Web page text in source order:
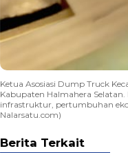
Ketua Asosiasi Dump Truck
Kabupaten Halmahera
infrastruktur, pertumbuhan
Nalarsatu.com)
Berita Terkait